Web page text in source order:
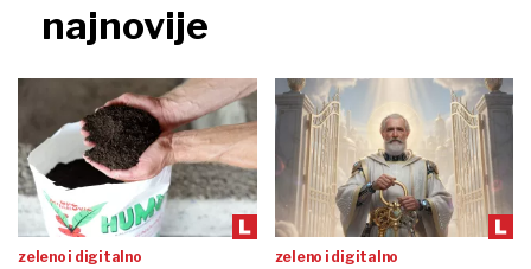
najnovije
zeleno i digitalno zeleno i digitalno